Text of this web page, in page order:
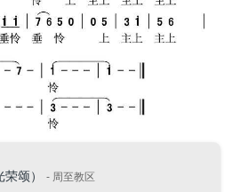
颂） - 周至教区